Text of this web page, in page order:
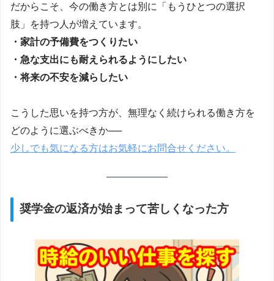
だからこそ、今の働き方とは別に「もうひとつの選択
肢」を持つ人が増えています。
・家計の予備費をつくりたい
・急な支出にも耐えられるようにしたい
・将来の不安を減らしたい
こうした思いを持つ方が、無理なく続けられる働き方を
どのように選ぶべきか──
少しでも気になる方はお気軽にお問合せください。
奨学金の返済が始まって苦しくなった方